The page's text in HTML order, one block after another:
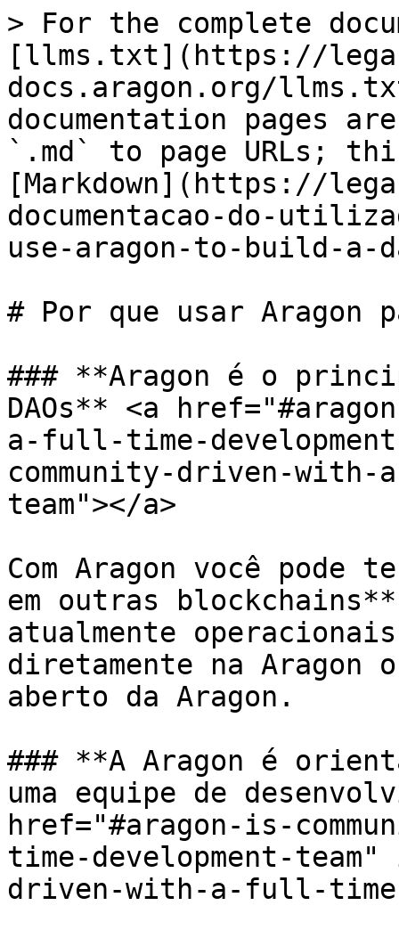
> For the complete
[llms.txt](https://
docs.aragon.org/
documentation pages
`.md` to page URLs;
[Markdown](https://
documentacao-do-
use-aragon-to-build-a-
# Por que usar Aragon
### **Aragon é o
DAOs** <a
a-full-time-
community-driven-
team"></a>
Com Aragon você pode
em outras
atualmente
diretamente na Aragon
aberto da Aragon.
### **A Aragon é
uma equipe de
href="#aragon-is-
time-development-
driven-with-a-full-time-